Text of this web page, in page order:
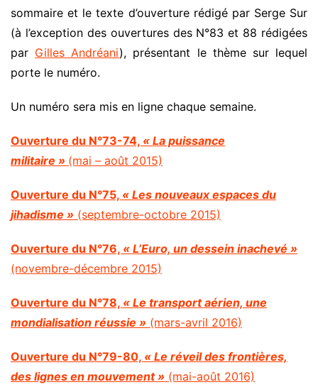
sommaire et le texte d’ouverture rédigé par Serge Sur
(à l’exception des ouvertures des N°83 et 88 rédigées
par Gilles Andréani), présentant le thème sur lequel
porte le numéro.
Un numéro sera mis en ligne chaque semaine.
Ouverture du N°73-74, « La puissance
militaire » (mai – août 2015)
Ouverture du N°75, « Les nouveaux espaces du
jihadisme » (septembre-octobre 2015)
Ouverture du N°76, « L’Euro, un dessein inachevé »
(novembre-décembre 2015)
Ouverture du N°78, « Le transport aérien, une
mondialisation réussie » (mars-avril 2016)
Ouverture du N°79-80, « Le réveil des frontières,
des lignes en mouvement » (mai-août 2016)